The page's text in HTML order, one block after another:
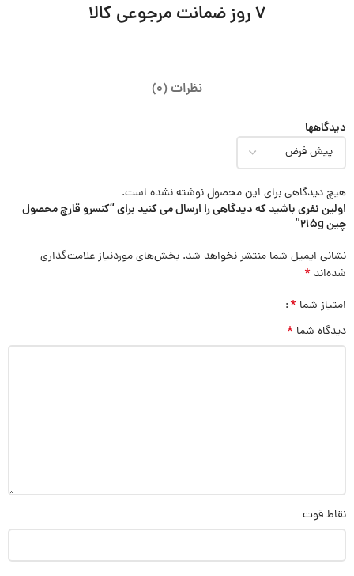
7 روز ضمانت مرجوعی کالا
نظرات (0)
دیدگاهها
هیچ دیدگاهی برای این محصول نوشته نشده است.
اولین نفری باشید که دیدگاهی را ارسال می کنید برای “كنسرو قارچ محصول
چين 215g”
نشانی ایمیل شما منتشر نخواهد شد. بخش‌های موردنیاز علامت‌گذاری
شده‌اند *
امتیاز شما *
دیدگاه شما *
نقاط قوت